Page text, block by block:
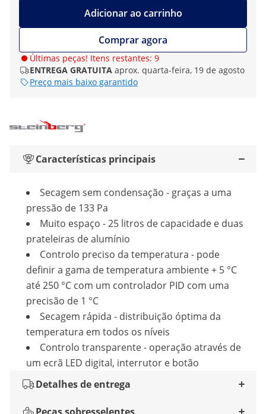
Adicionar ao carrinho
Comprar agora
Últimas peças! Itens restantes: 9
ENTREGA GRATUITA aprox. quarta-feira, 19 de agosto
Preço mais baixo garantido
Características principais
Secagem sem condensação - graças a uma
pressão de 133 Pa
Muito espaço - 25 litros de capacidade e duas
prateleiras de alumínio
Controlo preciso da temperatura - pode
definir a gama de temperatura ambiente + 5 °C
até 250 °C com um controlador PID com uma
precisão de 1 °C
Secagem rápida - distribuição óptima da
temperatura em todos os níveis
Controlo transparente - operação através de
um ecrã LED digital, interrutor e botão
Detalhes de entrega